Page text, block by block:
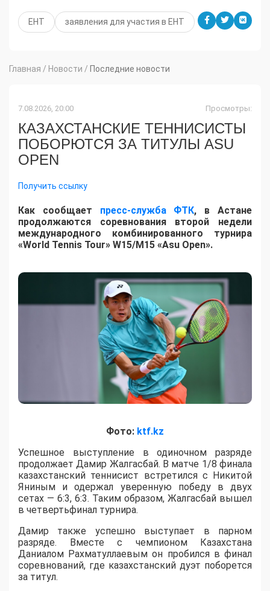
ЕНТ заявления для участия в ЕНТ
Главная / Новости / Последние новости
7.08.2026, 20:00 Просмотры:
КАЗАХСТАНСКИЕ ТЕННИСИСТЫ
ПОБОРЮТСЯ ЗА ТИТУЛЫ ASU
OPEN
Получить ссылку
Как сообщает пресс-служба ФТК, в Астане
продолжаются соревнования второй недели
международного комбинированного турнира
«World Tennis Tour» W15/M15 «Asu Open».
Фото: ktf.kz
Успешное выступление в одиночном разряде
продолжает Дамир Жалгасбай. В матче 1/8 финала
казахстанский теннисист встретился с Никитой
Яниным и одержал уверенную победу в двух
сетах — 6:3, 6:3. Таким образом, Жалгасбай вышел
в четвертьфинал турнира.
Дамир также успешно выступает в парном
разряде. Вместе с чемпионом Казахстана
Даниалом Рахматуллаевым он пробился в финал
соревнований, где казахстанский дуэт поборется
за титул.